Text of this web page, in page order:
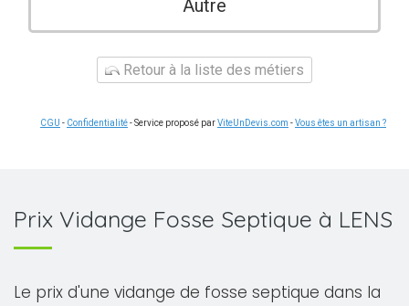
Autre
Retour à la liste des métiers
CGU - Confidentialité- Service proposé parViteUnDevis.com -Vous êtes un artisan ?
Prix Vidange Fosse Septique à LENS
Le prix d'une vidange de fosse septique dans la